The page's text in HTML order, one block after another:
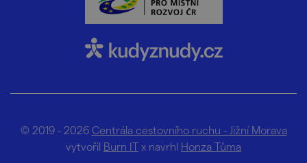
© 2019 - 2026 Centrála cestovního ruchu - Jižní Morava
vytvořil Burn IT x navrhl Honza Tůma